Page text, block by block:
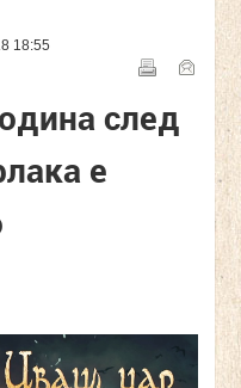
18:55
след
е